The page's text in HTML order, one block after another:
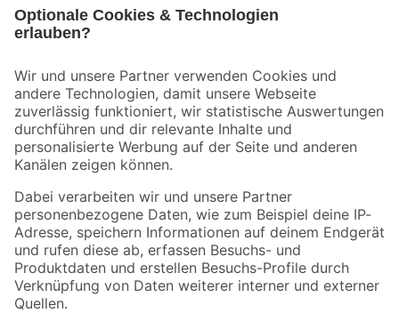
Der toom Newsletter: Keine Angebote und Aktionen mehr verpassen!
Zur Newsletter Anmeldung
Folge uns
Zahlungsarten Versandarten